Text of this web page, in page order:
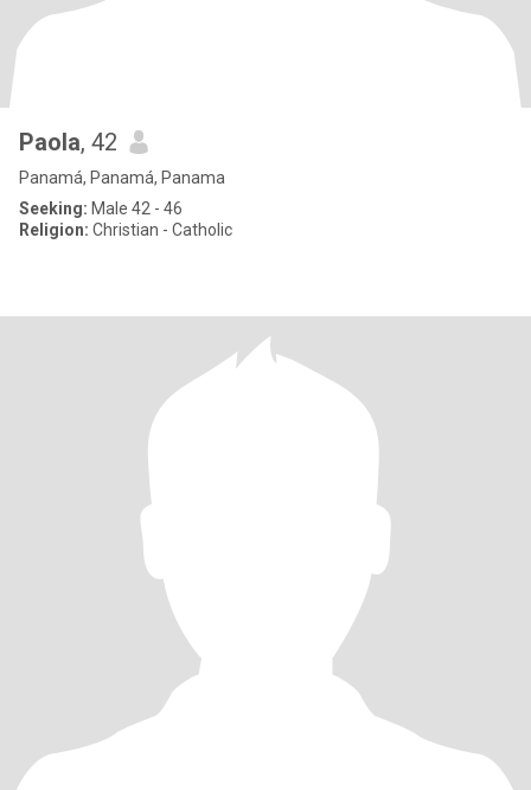
Paola, 42
Panamá, Panamá, Panama
Seeking: Male 42 - 46
Religion: Christian - Catholic